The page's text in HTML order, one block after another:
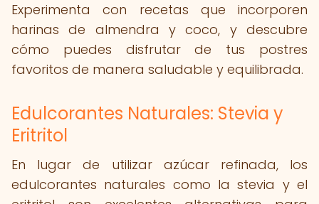
Experimenta con recetas que incorporen
harinas de almendra y coco, y descubre
cómo puedes disfrutar de tus postres
favoritos de manera saludable y equilibrada.
Edulcorantes Naturales: Stevia y
Eritritol
En lugar de utilizar azúcar refinada, los
edulcorantes naturales como la stevia y el